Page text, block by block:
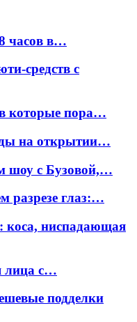
часов в…
средств с
которые пора…
на открытии…
шоу с Бузовой,…
разрезе глаз:…
коса, ниспадающая
лица с…
подделки